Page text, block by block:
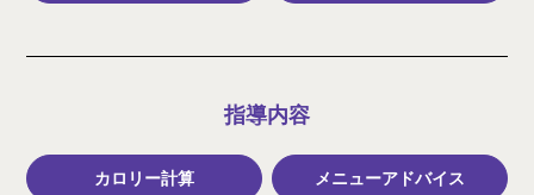
指導内容
カロリー計算 メニューアドバイス